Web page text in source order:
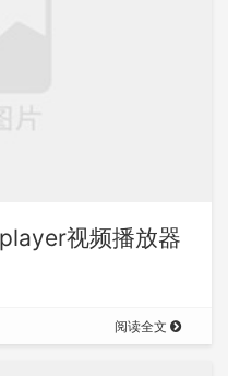
视频播放器
阅读全文